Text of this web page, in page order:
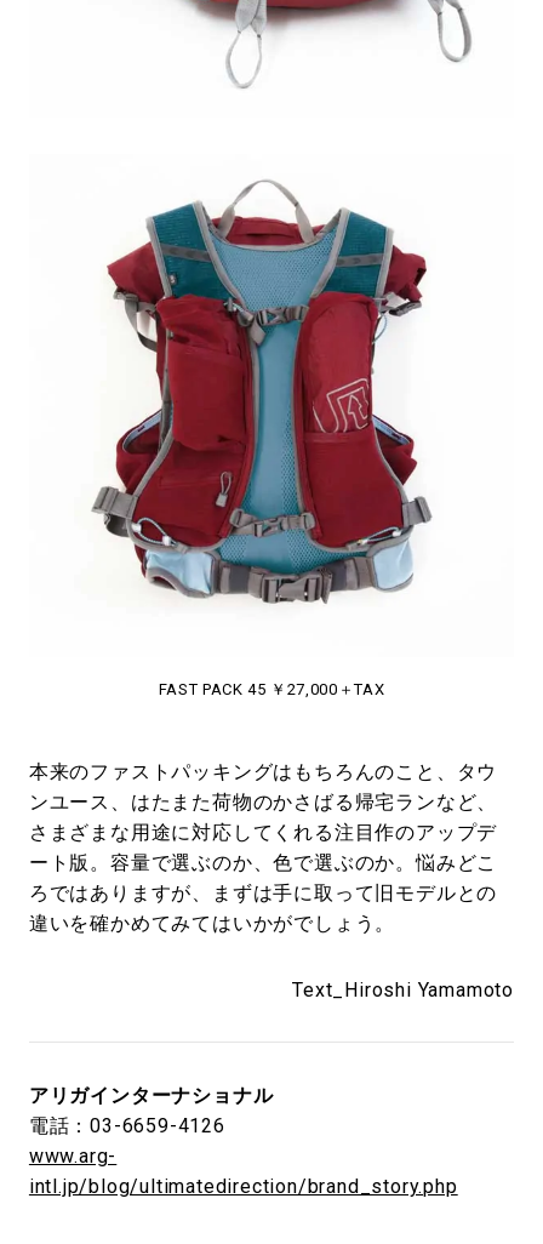
FAST PACK 45 ￥27,000＋TAX
本来のファストパッキングはもちろんのこと、タウ
ンユース、はたまた荷物のかさばる帰宅ランなど、
さまざまな用途に対応してくれる注目作のアップデ
ート版。容量で選ぶのか、色で選ぶのか。悩みどこ
ろではありますが、まずは手に取って旧モデルとの
違いを確かめてみてはいかがでしょう。
Text_Hiroshi Yamamoto
アリガインターナショナル
電話：03-6659-4126
www.arg-
intl.jp/blog/ultimatedirection/brand_story.php